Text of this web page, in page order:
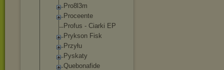
Pro8l3m
Proceente
Profus - Ciarki EP
Prykson Fisk
Przyłu
Pyskaty
Quebonafide